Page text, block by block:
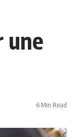
une
6 Min Read